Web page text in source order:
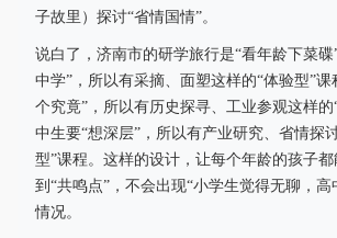
子故里）探讨“省情国情”。
说白了，济南市的研学旅行是“看年龄下菜碟
中学”，所以有采摘、面塑这样的“体验型”课
个究竟”，所以有历史探寻、工业参观这样的
中生要“想深层”，所以有产业研究、省情探
型”课程。这样的设计，让每个年龄的孩子
到“共鸣点”，不会出现“小学生觉得无聊，高
情况。